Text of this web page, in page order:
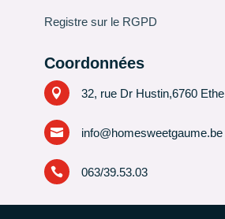
Registre sur le RGPD
Coordonnées
 32, rue Dr Hustin,6760 Ethe
 info@homesweetgaume.be
 063/39.53.03